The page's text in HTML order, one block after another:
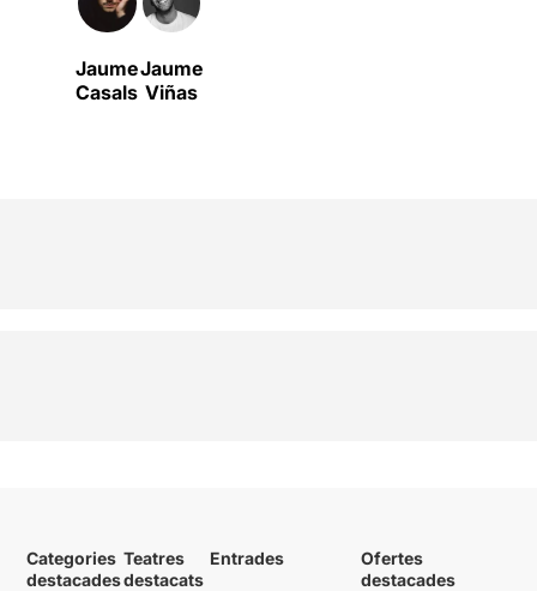
Jaume
Casals
Jaume
Viñas
Categories
destacades
Teatres
destacats
Entrades
Ofertes
destacades